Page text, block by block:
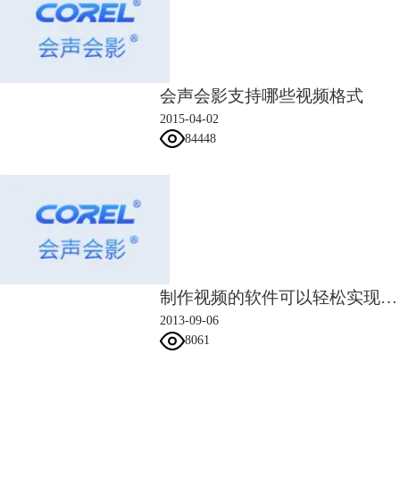
5、为了效果，我们为其添加文字，点击“标题”按钮，输入文字，为其添
会声会影支持哪些视频格式
2015-04-02
84448
制作视频的软件可以轻松实现格式转换
2013-09-06
8061